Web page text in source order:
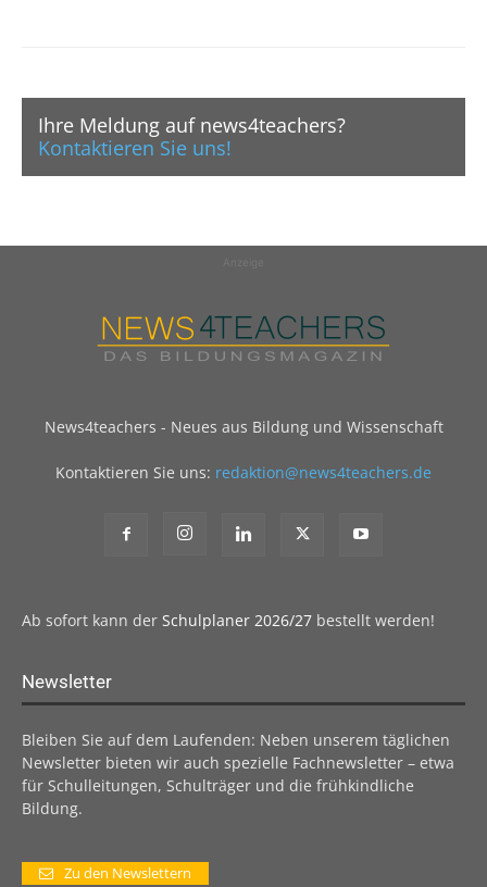
Ihre Meldung auf news4teachers?
Kontaktieren Sie uns!
News4teachers - Neues aus Bildung und Wissenschaft
Kontaktieren Sie uns: redaktion@news4teachers.de
Ab sofort kann der Schulplaner 2026/27 bestellt werden!
Newsletter
Bleiben Sie auf dem Laufenden: Neben unserem täglichen
Newsletter bieten wir auch spezielle Fachnewsletter – etwa
für Schulleitungen, Schulträger und die frühkindliche
Bildung.
Zu den Newslettern